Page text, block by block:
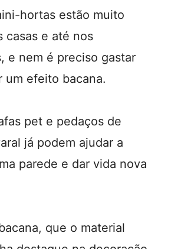
hortas estão muito
casas e até nos
e nem é preciso gastar
um efeito bacana.
pet e pedaços de
já podem ajudar a
parede e dar vida nova
que o material